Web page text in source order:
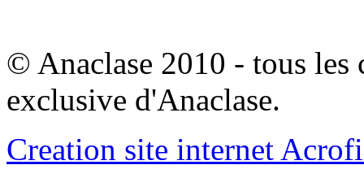
© Anaclase 2010 - tous les
exclusive d'Anaclase.
Creation site internet